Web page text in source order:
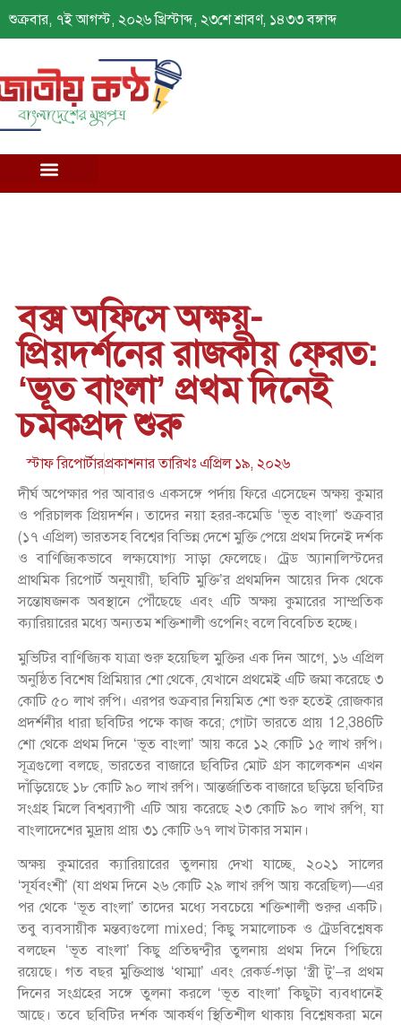
শুক্রবার, ৭ই আগস্ট, ২০২৬ খ্রিস্টাব্দ, ২৩শে শ্রাবণ, ১৪৩৩ বঙ্গাব্দ
বক্স অফিসে অক্ষয়-
প্রিয়দর্শনের রাজকীয় ফেরত:
‘ভূত বাংলা’ প্রথম দিনেই
চমকপ্রদ শুরু
স্টাফ রিপোর্টারপ্রকাশনার তারিখঃএপ্রিল ১৯, ২০২৬
দীর্ঘ অপেক্ষার পর আবারও একসঙ্গে পর্দায় ফিরে এসেছেন অক্ষয় কুমার
ও পরিচালক প্রিয়দর্শন। তাদের নয়া হরর-কমেডি ‘ভূত বাংলা’ শুক্রবার
(১৭ এপ্রিল) ভারতসহ বিশ্বের বিভিন্ন দেশে মুক্তি পেয়ে প্রথম দিনেই দর্শক
ও বাণিজ্যিকভাবে লক্ষ্যযোগ্য সাড়া ফেলেছে। ট্রেড অ্যানালিস্টদের
প্রাথমিক রিপোর্ট অনুযায়ী, ছবিটি মুক্তি’র প্রথমদিন আয়ের দিক থেকে
সন্তোষজনক অবস্থানে পৌঁছেছে এবং এটি অক্ষয় কুমারের সাম্প্রতিক
ক্যারিয়ারের মধ্যে অন্যতম শক্তিশালী ওপেনিং বলে বিবেচিত হচ্ছে।
মুভিটির বাণিজ্যিক যাত্রা শুরু হয়েছিল মুক্তির এক দিন আগে, ১৬ এপ্রিল
অনুষ্ঠিত বিশেষ প্রিমিয়ার শো থেকে, যেখানে প্রথমেই এটি জমা করেছে ৩
কোটি ৫০ লাখ রুপি। এরপর শুক্রবার নিয়মিত শো শুরু হতেই রোজকার
প্রদর্শনীর ধারা ছবিটির পক্ষে কাজ করে; গোটা ভারতে প্রায় 12,386টি
শো থেকে প্রথম দিনে ‘ভূত বাংলা’ আয় করে ১২ কোটি ১৫ লাখ রুপি।
সূত্রগুলো বলছে, ভারতের বাজারে ছবিটির মোট গ্রস কালেকশন এখন
দাঁড়িয়েছে ১৮ কোটি ৯০ লাখ রুপি। আন্তর্জাতিক বাজারে ছড়িয়ে ছবিটির
সংগ্রহ মিলে বিশ্বব্যাপী এটি আয় করেছে ২৩ কোটি ৯০ লাখ রুপি, যা
বাংলাদেশের মুদ্রায় প্রায় ৩১ কোটি ৬৭ লাখ টাকার সমান।
অক্ষয় কুমারের ক্যারিয়ারের তুলনায় দেখা যাচ্ছে, ২০২১ সালের
‘সূর্যবংশী’ (যা প্রথম দিনে ২৬ কোটি ২৯ লাখ রুপি আয় করেছিল)—এর
পর থেকে ‘ভূত বাংলা’ তাদের মধ্যে সবচেয়ে শক্তিশালী শুরুর একটি।
তবু ব্যবসায়ীক মন্তব্যগুলো mixed; কিছু সমালোচক ও ট্রেডবিশ্লেষক
বলছেন ‘ভূত বাংলা’ কিছু প্রতিদ্বন্দ্বীর তুলনায় প্রথম দিনে পিছিয়ে
রয়েছে। গত বছর মুক্তিপ্রাপ্ত ‘থাম্মা’ এবং রেকর্ড-গড়া ‘স্ত্রী টু’–র প্রথম
দিনের সংগ্রহের সঙ্গে তুলনা করলে ‘ভূত বাংলা’ কিছুটা ব্যবধানেই
আছে। তবে ছবিটির দর্শক আকর্ষণ স্থিতিশীল থাকায় বিশ্লেষকরা মনে